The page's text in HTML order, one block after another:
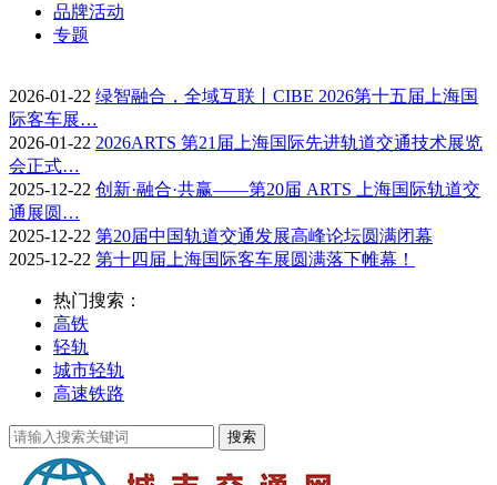
品牌活动
专题
2026-01-22 绿智融合，全域互联丨CIBE 2026第十五届上海国
际客车展…
2026-01-22 2026ARTS 第21届上海国际先进轨道交通技术展览
会正式…
2025-12-22 创新·融合·共赢——第20届 ARTS 上海国际轨道交
通展圆…
2025-12-22 第20届中国轨道交通发展高峰论坛圆满闭幕
2025-12-22 第十四届上海国际客车展圆满落下帷幕！
热门搜索：
高铁
轻轨
城市轻轨
高速铁路